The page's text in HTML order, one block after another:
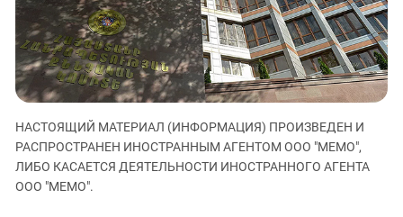
ЗАСТАВЛЯЕТ
КАВКАЗ ЗА ПАЛЕСТИНУ
ИНАКОМЫСЛИЕ В ЧЕЧНЕ
ПРЕСЛЕДОВАНИЕ АКТИВИСТОВ
МОБИЛИЗАЦИЯ И ПРОТЕСТЫ
Дагестан
Ингушетия
Кабардино-Балкария
Калмыкия
Карачаево-Черкесия
Краснодарский край
Нагорный Карабах
НАСТОЯЩИЙ МАТЕРИАЛ (ИНФОРМАЦИЯ) ПРОИЗВЕДЕН И
РАСПРОСТРАНЕН ИНОСТРАННЫМ АГЕНТОМ ООО "МЕМО",
ЛИБО КАСАЕТСЯ ДЕЯТЕЛЬНОСТИ ИНОСТРАННОГО АГЕНТА
ООО "МЕМО".